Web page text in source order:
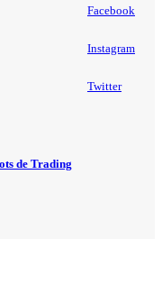
Facebook
Instagram
Twitter
de Trading